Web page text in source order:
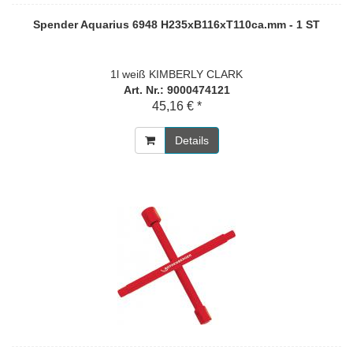
Spender Aquarius 6948 H235xB116xT110ca.mm - 1 ST
1l weiß KIMBERLY CLARK
Art. Nr.: 9000474121
45,16 € *
Details